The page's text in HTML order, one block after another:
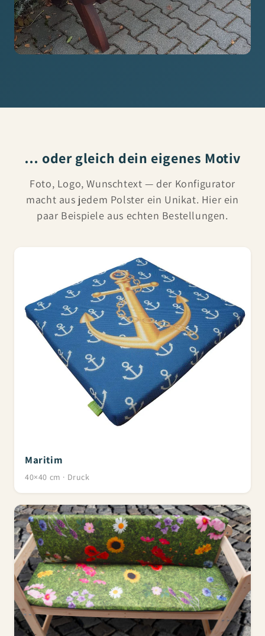
… oder gleich dein eigenes Motiv
Foto, Logo, Wunschtext — der Konfigurator
macht aus jedem Polster ein Unikat. Hier ein
paar Beispiele aus echten Bestellungen.
Maritim
40×40 cm · Druck